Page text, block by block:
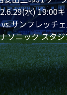
水) 19:00
vs.サンフレッチ
ソニック スタジ